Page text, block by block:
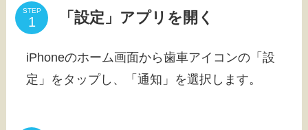
STEP 「設定」アプリを開く
iPhoneのホーム画面から歯車アイコンの「設
定」をタップし、「通知」を選択します。